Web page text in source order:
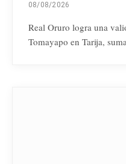
08/08/2026
Real Oruro logra una
Tomayapo en Tarija,